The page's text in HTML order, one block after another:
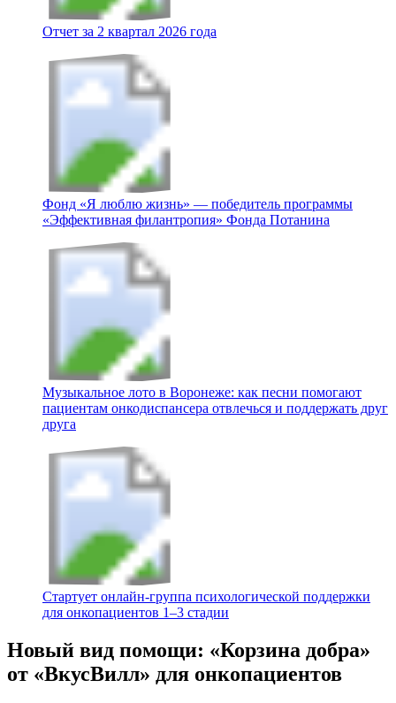
Отчет за 2 квартал 2026 года
Фонд «Я люблю жизнь» — победитель программы
«Эффективная филантропия» Фонда Потанина
Музыкальное лото в Воронеже: как песни помогают
пациентам онкодиспансера отвлечься и поддержать друг
друга
Стартует онлайн‑группа психологической поддержки
для онкопациентов 1–3 стадии
Новый вид помощи: «Корзина добра»
от «ВкусВилл» для онкопациентов